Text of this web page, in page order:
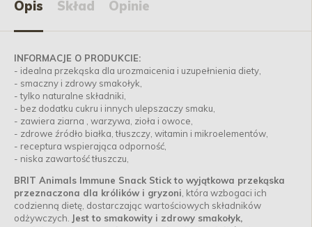
Opis Skład Opinie
INFORMACJE O PRODUKCIE:
- idealna przekąska dla urozmaicenia i uzupełnienia diety,
- smaczny i zdrowy smakołyk,
- tylko naturalne składniki,
- bez dodatku cukru i innych ulepszaczy smaku,
- zawiera ziarna , warzywa, zioła i owoce,
- zdrowe źródło białka, tłuszczy, witamin i mikroelementów,
- receptura wspierająca odporność,
- niska zawartość tłuszczu,
BRIT Animals Immune Snack Stick to wyjątkowa przekąska
przeznaczona dla królików i gryzoni , która wzbogaci ich
codzienną dietę, dostarczając wartościowych składników
odżywczych. Jest to smakowity i zdrowy smakołyk,